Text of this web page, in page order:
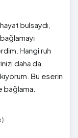
bulsaydı,
Hangi ruh
daha da
Bu eserin
bağlama.